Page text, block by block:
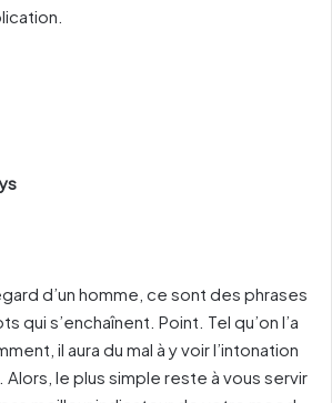
d’un homme, ce sont des phrases
qui s’enchaînent. Point. Tel qu’on l’a
il aura du mal à y voir l’intonation
le plus simple reste à vous servir